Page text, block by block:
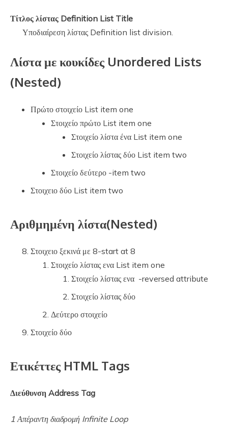
Τίτλος λίστας Definition List Title
Υποδιαίρεση λίστας Definition list division.
Λίστα με κουκίδες Unordered Lists
(Nested)
Πρώτο στοιχείο List item one
Στοιχείο πρώτο List item one
Στοιχείο λίστα ένα List item one
Στοιχείο λίστας δύο List item two
Στοιχείο δεύτερο -item two
Στοιχειο δύο List item two
Αριθμημένη λίστα(Nested)
Στοιχειο ξεκινά με 8-start at 8
Στοιχείο λίστας ενα List item one
Στοιχείο λίστας ενα -reversed attribute
Στοιχείο λίστας δύο
Δεύτερο στοιχείο
Στοιχείο δύο
Ετικέττες HTML Tags
Διεύθυνση Address Tag
1 Απέραντη διαδρομή Infinite Loop